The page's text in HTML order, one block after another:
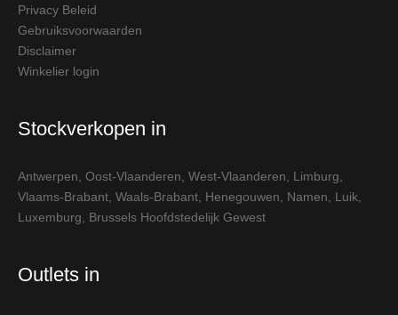
Privacy Beleid
Gebruiksvoorwaarden
Disclaimer
Winkelier login
Stockverkopen in
Antwerpen Oost-Vlaanderen West-Vlaanderen Limburg
Vlaams-Brabant Waals-Brabant Henegouwen Namen Luik
Luxemburg
Brussels Hoofdstedelijk Gewest
Outlets in